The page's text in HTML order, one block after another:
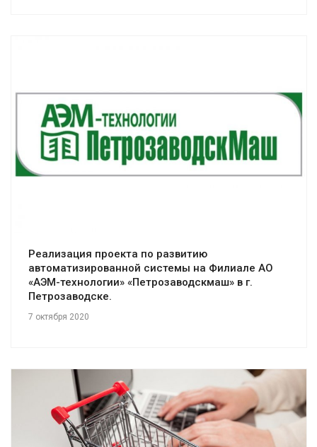
Смотреть проект
Реализация проекта по развитию
автоматизированной системы на Филиале АО
«АЭМ-технологии» «Петрозаводскмаш» в г.
Петрозаводске.
7 октября 2020